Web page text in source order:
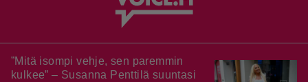
”Mitä isompi vehje, sen paremmin
kulkee” – Susanna Penttilä suuntasi